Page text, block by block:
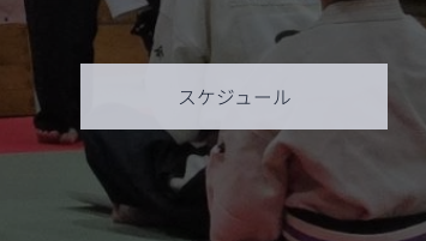
スケジュール